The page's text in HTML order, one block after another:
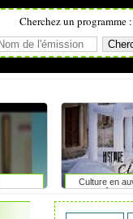
Cherchez un programme :
Culture en
rhône-